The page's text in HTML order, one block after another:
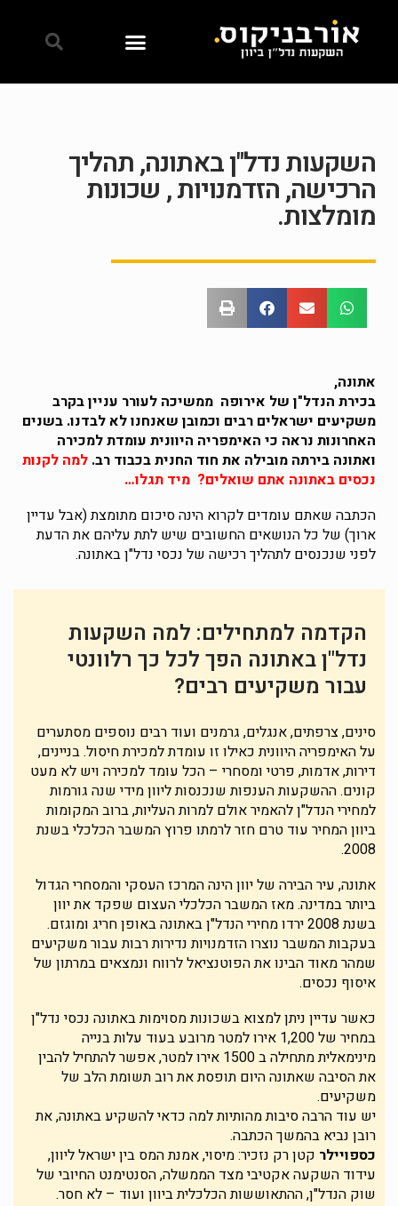
השקעות נדל"ן באתונה, תהליך
הרכישה, הזדמנויות , שכונות
מומלצות.
אתונה,
בכירת הנדל"ן של אירופה ממשיכה לעורר עניין בקרב
משקיעים ישראלים רבים וכמובן שאנחנו לא לבדנו. בשנים
האחרונות נראה כי האימפריה היוונית עומדת למכירה
ואתונה בירתה מובילה את חוד החנית בכבוד רב. למה לקנות
נכסים באתונה אתם שואלים? מיד תגלו…
הכתבה שאתם עומדים לקרוא הינה סיכום מתומצת (אבל עדיין
ארוך) של כל הנושאים החשובים שיש לתת עליהם את הדעת
לפני שנכנסים לתהליך רכישה של נכסי נדל"ן באתונה.
הקדמה למתחילים: למה השקעות
נדל"ן באתונה הפך לכל כך רלוונטי
עבור משקיעים רבים?
סינים, צרפתים, אנגלים, גרמנים ועוד רבים נוספים מסתערים
על האימפריה היוונית כאילו זו עומדת למכירת חיסול. בניינים,
דירות, אדמות, פרטי ומסחרי – הכל עומד למכירה ויש לא מעט
קונים. ההשקעות הענפות שנכנסות ליוון מידי שנה גורמות
למחירי הנדל"ן להאמיר אולם למרות העליות, ברוב המקומות
ביוון המחיר עוד טרם חזר לרמתו פרוץ המשבר הכלכלי בשנת
2008.
אתונה, עיר הבירה של יוון הינה המרכז העסקי והמסחרי הגדול
ביותר במדינה. מאז המשבר הכלכלי העצום שפקד את יוון
בשנת 2008 ירדו מחירי הנדל"ן באתונה באופן חריג ומוגזם.
בעקבות המשבר נוצרו הזדמנויות נדירות רבות עבור משקיעים
שמהר מאוד הבינו את הפוטנציאל לרווח ונמצאים במרתון של
איסוף נכסים.
כאשר עדיין ניתן למצוא בשכונות מסוימות באתונה נכסי נדל"ן
במחיר של 1,200 אירו למטר מרובע בעוד עלות בנייה
מינימאלית מתחילה ב 1500 אירו למטר, אפשר להתחיל להבין
את הסיבה שאתונה היום תופסת את רוב תשומת הלב של
משקיעים.
יש עוד הרבה סיבות מהותיות למה כדאי להשקיע באתונה, את
רובן נביא בהמשך הכתבה.
כספויילר קטן רק נזכיר: מיסוי, אמנת המס בין ישראל ליוון,
עידוד השקעה אקטיבי מצד הממשלה, הסנטימנט החיובי של
שוק הנדל"ן, ההתאוששות הכלכלית ביוון ועוד – לא חסר.